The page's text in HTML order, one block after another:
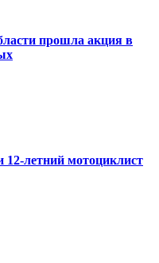
прошла акция в
12-летний мотоциклист